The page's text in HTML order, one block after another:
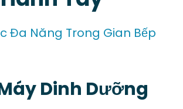
Đa Năng Trong Gian Bếp
Dinh Dưỡng